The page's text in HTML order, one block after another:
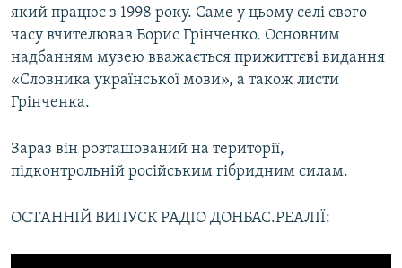
який працює з 1998 року. Саме у цьому селі свого
часу вчителював Борис Грінченко. Основним
надбанням музею вважається прижиттєві видання
«Словника української мови», а також листи
Грінченка.
Зараз він розташований на території,
підконтрольній російським гібридним силам.
ОСТАННІЙ ВИПУСК РАДІО ДОНБАС.РЕАЛІЇ: